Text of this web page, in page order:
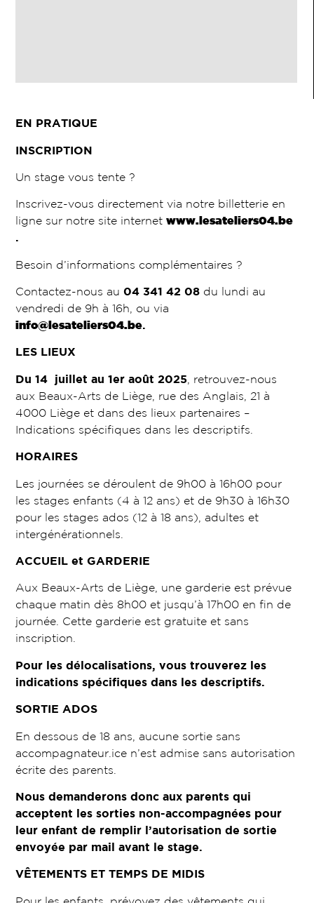
EN PRATIQUE
INSCRIPTION
Un stage vous tente ?
Inscrivez-vous directement via notre billetterie en
ligne sur notre site internetwww.lesateliers04.be
.
Besoin d’informations complémentaires ?
Contactez-nous au04 341 42 08 du lundi au
vendredi de 9h à 16h, ou via
info@lesateliers04.be.
LES LIEUX
Du 14 juillet au 1er août 2025 , retrouvez-nous
aux Beaux-Arts de Liège, rue des Anglais, 21 à
4000 Liège et dans des lieux partenaires –
Indications spécifiques dans les descriptifs.
HORAIRES
Les journées se déroulent de 9h00 à 16h00 pour
les stages enfants (4 à 12 ans) et de 9h30 à 16h30
pour les stages ados (12 à 18 ans), adultes et
intergénérationnels.
ACCUEIL et GARDERIE
Aux Beaux-Arts de Liège, une garderie est prévue
chaque matin dès 8h00 et jusqu’à 17h00 en fin de
journée. Cette garderie est gratuite et sans
inscription.
Pour les délocalisations, vous trouverez les
indications spécifiques dans les descriptifs.
SORTIE ADOS
En dessous de 18 ans, aucune sortie sans
accompagnateur.ice n’est admise sans autorisation
écrite des parents.
Nous demanderons donc aux parents qui
acceptent les sorties non-accompagnées pour
leur enfant de remplir l’autorisation de sortie
envoyée par mail avant le stage.
VÊTEMENTS ET TEMPS DE MIDIS